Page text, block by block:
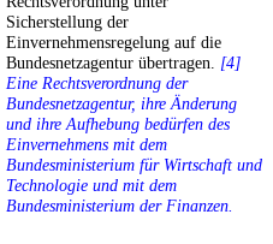
Sicherstellung der
Einvernehmensregelung auf die
Bundesnetzagentur übertragen. [4]
Eine Rechtsverordnung der
Bundesnetzagentur, ihre Änderung
und ihre Aufhebung bedürfen des
Einvernehmens mit dem
Bundesministerium für Wirtschaft und
Technologie und mit dem
Bundesministerium der Finanzen.